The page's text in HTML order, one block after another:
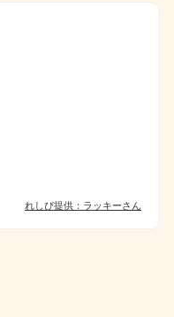
れしぴ提供：ラッキーさん